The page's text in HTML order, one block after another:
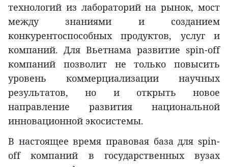
технологий из лабораторий на рынок, мост
между знаниями и созданием
конкурентоспособных продуктов, услуг и
компаний. Для Вьетнама развитие spin-off
компаний позволит не только повысить
уровень коммерциализации научных
результатов, но и открыть новое
направление развития национальной
инновационной экосистемы.
В настоящее время правовая база для spin-
off компаний в государственных вузах